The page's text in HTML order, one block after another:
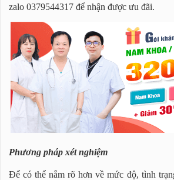
zalo 0379544317 để nhận được ưu đãi.
Phương pháp xét nghiệm
Để có thể nắm rõ hơn về mức độ, tình